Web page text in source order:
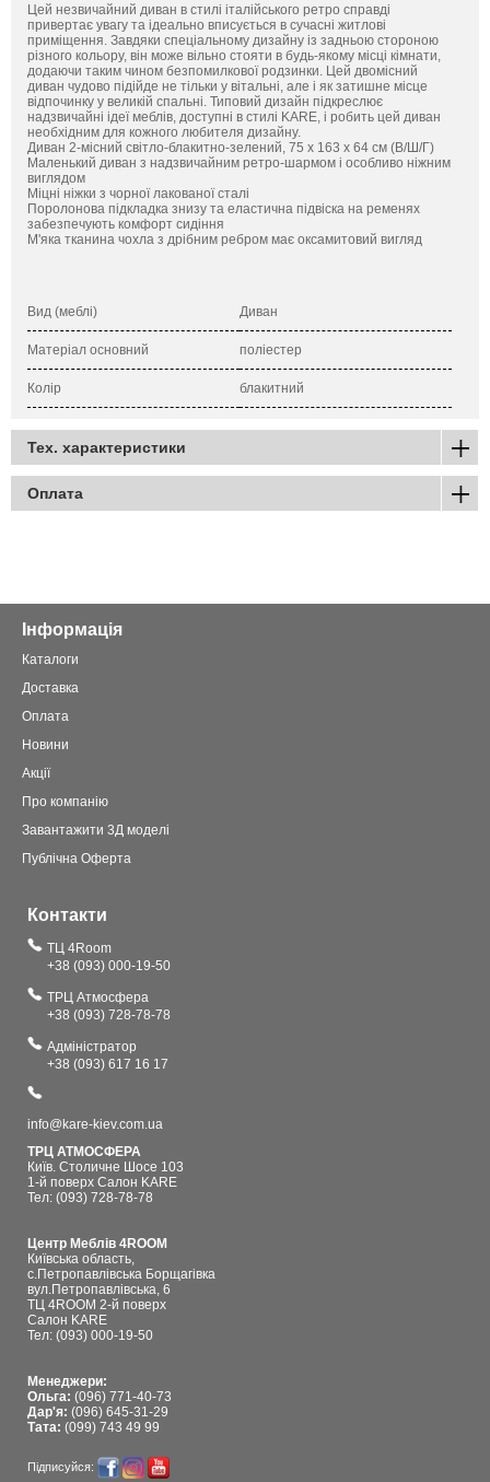
Цей незвичайний диван в стилі італійського ретро справді
привертає увагу та ідеально вписується в сучасні житлові
приміщення. Завдяки спеціальному дизайну із задньою стороною
різного кольору, він може вільно стояти в будь-якому місці кімнати,
додаючи таким чином безпомилкової родзинки. Цей двомісний
диван чудово підійде не тільки у вітальні, але і як затишне місце
відпочинку у великій спальні. Типовий дизайн підкреслює
надзвичайні ідеї меблів, доступні в стилі KARE, і робить цей диван
необхідним для кожного любителя дизайну.
Диван 2-місний світло-блакитно-зелений, 75 х 163 х 64 см (В/Ш/Г)
Маленький диван з надзвичайним ретро-шармом і особливо ніжним
виглядом
Міцні ніжки з чорної лакованої сталі
Поролонова підкладка знизу та еластична підвіска на ременях
забезпечують комфорт сидіння
М'яка тканина чохла з дрібним ребром має оксамитовий вигляд
Вид (меблі) Диван
Матеріал основний поліестер
Колір блакитний
Тех. характеристики
Оплата
Інформація
Каталоги
Доставка
Оплата
Новини
Акції
Про компанію
Завантажити 3Д моделі
Публічна Оферта
Контакти
ТЦ 4Room
+38 (093) 000-19-50
ТРЦ Атмосфера
+38 (093) 728-78-78
Адміністратор
+38 (093) 617 16 17
info@kare-kiev.com.ua
ТРЦ АТМОСФЕРА
Київ. Столичне Шосе 103
1-й поверх Салон KARE
Тел: (093) 728-78-78
Центр Меблів 4ROOM
Київська область,
с.Петропавлівська Борщагівка
вул.Петропавлівська, 6
ТЦ 4ROOM 2-й поверх
Салон KARE
Тел: (093) 000-19-50
Менеджери:
Ольга: (096) 771-40-73
Дар'я: (096) 645-31-29
Тата: (099) 743 49 99
Підписуйся: